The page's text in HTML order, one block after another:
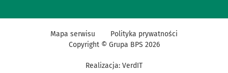
Realizacja: VerdIT
Mapa serwisu
Polityka prywatności
Copyright © Grupa BPS 2026